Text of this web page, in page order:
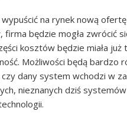
na rynek nową
będzie mogła zwrócić
kosztów będzie miała już
Możliwości będą bardzo
dany system wchodzi w
nieznanych dziś